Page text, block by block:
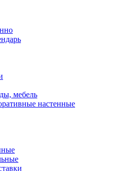
мебель
настенные